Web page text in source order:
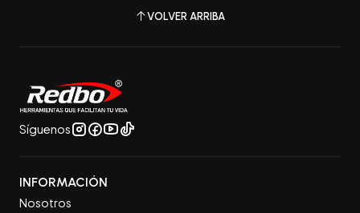
VOLVER ARRIBA
Síguenos
INFORMACIÓN
Nosotros